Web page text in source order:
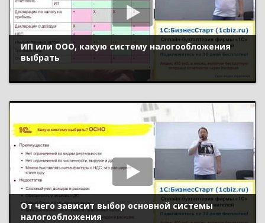
ИП или ООО, какую систему налогообложения
выбрать
От чего зависит выбор основной системы
налогообложения